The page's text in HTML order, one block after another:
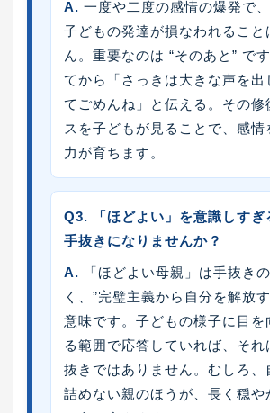
A. 一度や二度の感情の爆発で
子どもの発達が損なわれること
ん。重要なのは “そのあと” で
てから「さっきは大きな声を出
てごめんね」と伝える。その修
スを子どもが見ることで、感情
力が育ちます。
Q3. 「ほどよい」を意識しすぎ
手抜きになりませんか？
A. 「ほどよい母親」は手抜き
く、”完璧主義から自分を解放
意味です。子どもの様子に目を
る範囲で応答していれば、それ
抜きではありません。むしろ、
詰めない親のほうが、長く穏や